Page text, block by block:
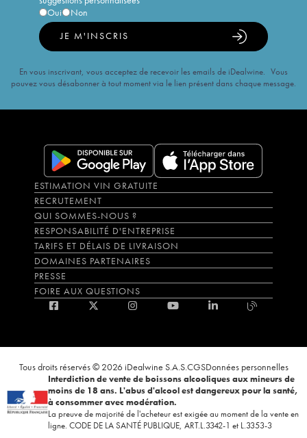
Oui
Non
JE M'INSCRIS
En vous inscrivant, vous acceptez de recevoir les emails de iDealwine. Vous
pouvez vous désabonner à tout moment via le lien présent dans chaque message.
ESTIMATION VIN GRATUITE
RECRUTEMENT
QUI SOMMES-NOUS ?
RESPONSABILITÉ D'ENTREPRISE
TARIFS ET DÉLAIS DE LIVRAISON
DOMAINES PARTENAIRES
PRESSE
FOIRE AUX QUESTIONS
Tous droits réservés © 2026 iDealwine S.A.S.CGSDonnées personnelles
Interdiction de vente de boissons alcooliques aux mineurs de
moins de 18 ans. L'abus d'alcool est dangereux pour la santé,
à consommer avec modération.
La preuve de majorité de l'acheteur est exigée au moment de la vente en
ligne. CODE DE LA SANTÉ PUBLIQUE, ART.L.3342-1 et L.3353-3